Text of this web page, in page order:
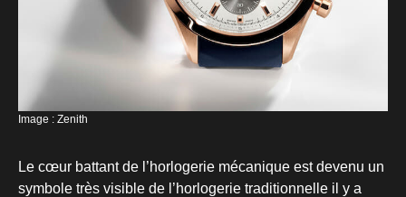
Image : Zenith
Le cœur battant de l’horlogerie mécanique est devenu un
symbole très visible de l’horlogerie traditionnelle il y a